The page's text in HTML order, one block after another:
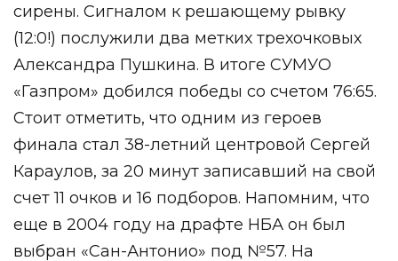
сирены. Сигналом к решающему рывку
(12:0!) послужили два метких трехочковых
Александра Пушкина. В итоге СУМУО
«Газпром» добился победы со счетом 76:65.
Стоит отметить, что одним из героев
финала стал 38-летний центровой Сергей
Караулов, за 20 минут записавший на свой
счет 11 очков и 16 подборов. Напомним, что
еще в 2004 году на драфте НБА он был
выбран «Сан-Антонио» под №57. На